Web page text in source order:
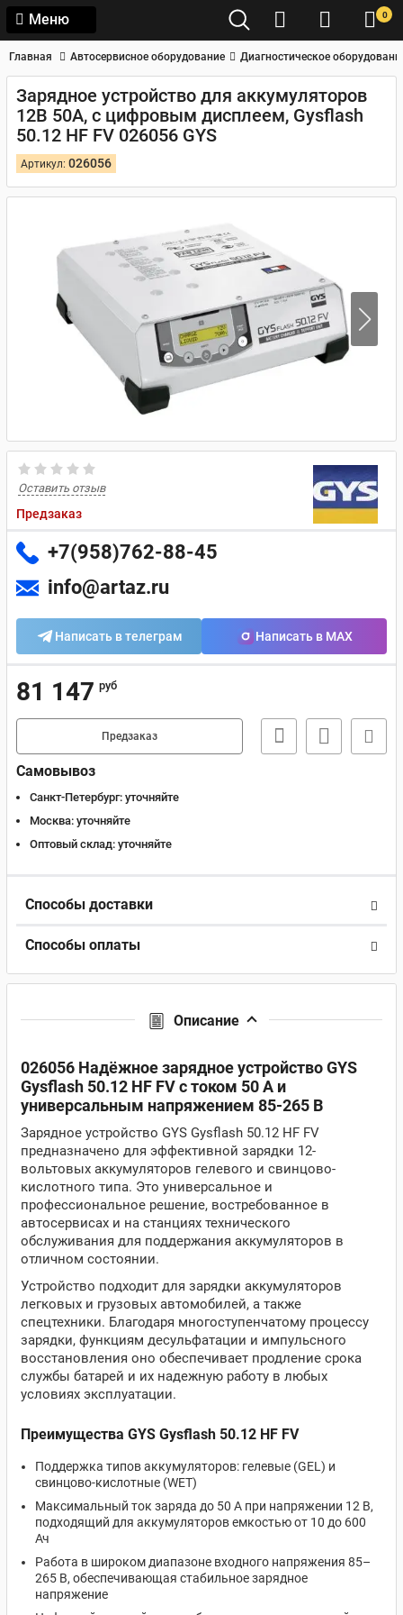
Меню 0
Главная Автосервисное оборудование Диагностическое
Зарядное устройство для аккумуляторов
12В 50А, с цифровым дисплеем, Gysflash
50.12 HF FV 026056 GYS
Артикул: 026056
Оставить отзыв
Предзаказ
+7(958)762-88-45
info@artaz.ru
Написать в телеграм Написать в MAX
81 147 руб
Предзаказ
Самовывоз
Санкт-Петербург: уточняйте
Москва: уточняйте
Оптовый склад: уточняйте
Способы доставки
Способы оплаты
Описание
026056 Надёжное зарядное устройство GYS
Gysflash 50.12 HF FV с током 50 А и
универсальным напряжением 85-265 В
Зарядное устройство GYS Gysflash 50.12 HF FV
предназначено для эффективной зарядки 12-
вольтовых аккумуляторов гелевого и свинцово-
кислотного типа. Это универсальное и
профессиональное решение, востребованное в
автосервисах и на станциях технического
обслуживания для поддержания аккумуляторов в
отличном состоянии.
Устройство подходит для зарядки аккумуляторов
легковых и грузовых автомобилей, а также
спецтехники. Благодаря многоступенчатому процессу
зарядки, функциям десульфатации и импульсного
восстановления оно обеспечивает продление срока
службы батарей и их надежную работу в любых
условиях эксплуатации.
Преимущества GYS Gysflash 50.12 HF FV
Поддержка типов аккумуляторов: гелевые (GEL) и
свинцово-кислотные (WET)
Максимальный ток заряда до 50 А при напряжении 12 В,
подходящий для аккумуляторов емкостью от 10 до 600
Ач
Работа в широком диапазоне входного напряжения 85–
265 В, обеспечивающая стабильное зарядное
напряжение